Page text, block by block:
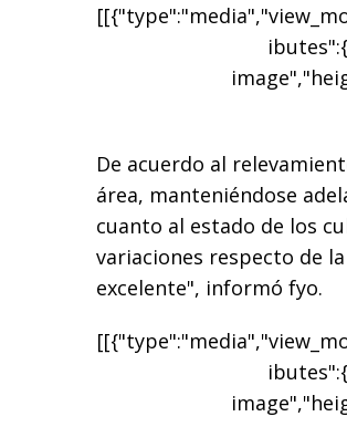
De acuerdo al
área, manteniéndose
cuanto al estado de los
variaciones respecto de
excelente", informó fyo.